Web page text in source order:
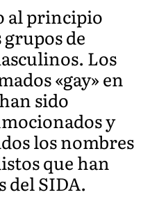
al principio
de
Los
«gay» en
sido
y
los nombres
que han
del SIDA.